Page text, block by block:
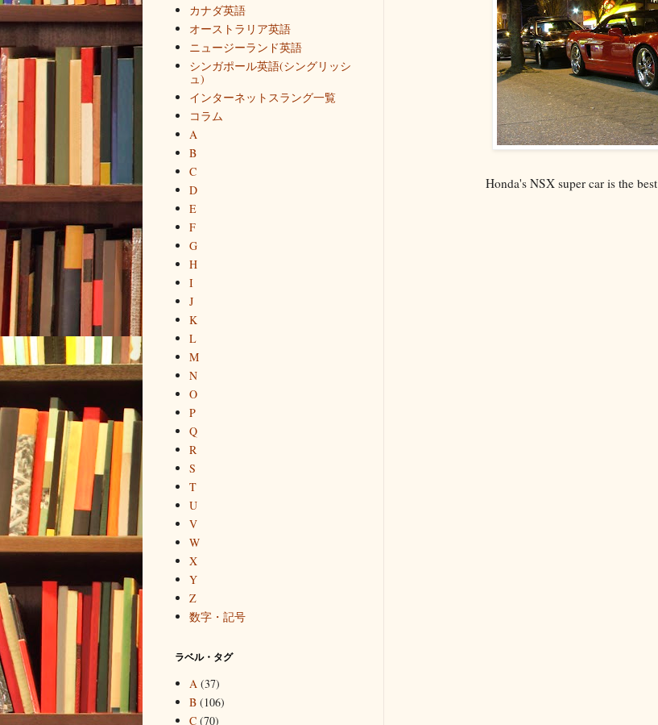
Honda's NSX super car is the best
カナダ英語
オーストラリア英語
ニュージーランド英語
シンガポール英語(シングリッシ
ュ)
インターネットスラング一覧
コラム
A
B
C
D
E
F
G
H
I
J
K
L
M
N
O
P
Q
R
S
T
U
V
W
X
Y
Z
数字・記号
ラベル・タグ
A (37)
B (106)
C (70)